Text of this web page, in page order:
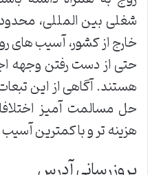
شغلی بین المللی،
خارج از کشور، آسیب های
حتی از دست رفتن وجهه
هستند. آگاهی از این
حل مسالمت آمیز
هزینه تر و با کمترین